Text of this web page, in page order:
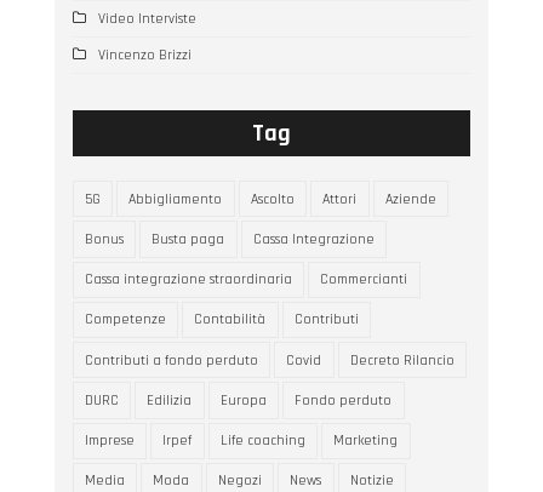
Video Interviste
Vincenzo Brizzi
Tag
5G Abbigliamento Ascolto Attori Aziende
Bonus Busta paga Cassa Integrazione
Cassa integrazione straordinaria Commercianti
Competenze Contabilità Contributi
Contributi a fondo perduto Covid Decreto Rilancio
DURC Edilizia Europa Fondo perduto
Imprese Irpef Life coaching Marketing
Media Moda Negozi News Notizie